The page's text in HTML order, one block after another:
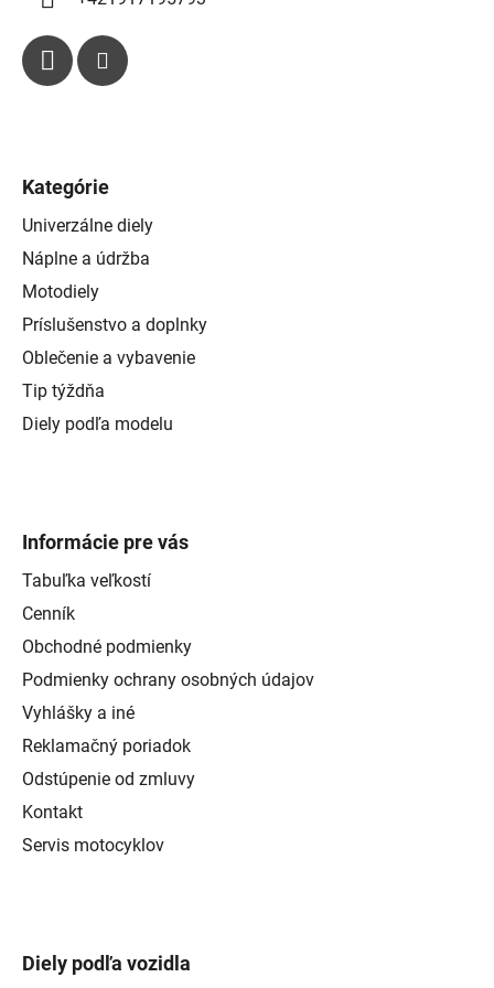
Kategórie
Univerzálne diely
Náplne a údržba
Motodiely
Príslušenstvo a doplnky
Oblečenie a vybavenie
Tip týždňa
Diely podľa modelu
Informácie pre vás
Tabuľka veľkostí
Cenník
Obchodné podmienky
Podmienky ochrany osobných údajov
Vyhlášky a iné
Reklamačný poriadok
Odstúpenie od zmluvy
Kontakt
Servis motocyklov
Diely podľa vozidla